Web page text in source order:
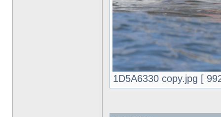
1D5A6330 copy.jpg [